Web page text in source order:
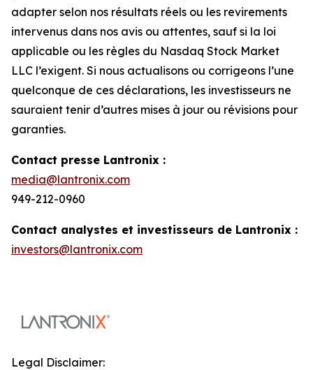
adapter selon nos résultats réels ou les revirements
intervenus dans nos avis ou attentes, sauf si la loi
applicable ou les règles du Nasdaq Stock Market
LLC l’exigent. Si nous actualisons ou corrigeons l’une
quelconque de ces déclarations, les investisseurs ne
sauraient tenir d’autres mises à jour ou révisions pour
garanties.
Contact presse Lantronix :
media@lantronix.com
949-212-0960
Contact analystes et investisseurs de Lantronix :
investors@lantronix.com
Legal Disclaimer: